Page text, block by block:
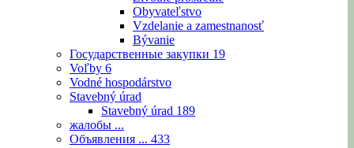
Obyvateľstvo
Vzdelanie a zamestnanosť
Bývanie
Государственные закупки 19
Voľby 6
Vodné hospodárstvo
Stavebný úrad
Stavebný úrad 189
жалобы ...
Объявления ... 433